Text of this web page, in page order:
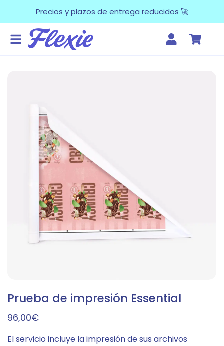
Precios y plazos de entrega reducidos 🚀
Prueba de impresión Essential
96,00€
El servicio incluye la impresión de sus archivos